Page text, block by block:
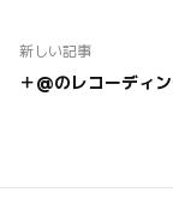
新しい記事
＋@のレコーディ